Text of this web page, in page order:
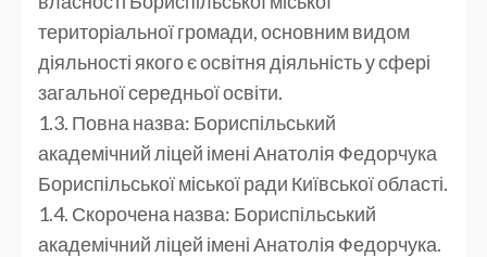
територіальної громади, основним видом
діяльності якого є освітня діяльність у сфері
загальної середньої освіти.
1.3. Повна назва: Бориспільський
академічний ліцей імені Анатолія Федорчука
Бориспільської міської ради Київської області.
1.4. Скорочена назва: Бориспільський
академічний ліцей імені Анатолія Федорчука.